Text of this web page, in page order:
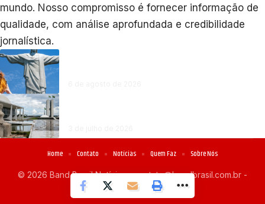
mundo. Nosso compromisso é fornecer informação de
qualidade, com análise aprofundada e credibilidade
jornalística.
© 2026 Band Brasil Notícias -contato@bandbrasil.com.br -
tel.(11)91754-6532
Home Contato Notícias Quem Faz Sobre Nós